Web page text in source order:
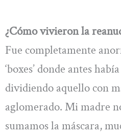
¿Cómo vivieron la
Fue completamente
‘boxes’ donde antes
dividiendo aquello con
aglomerado. Mi madre
sumamos la máscara,